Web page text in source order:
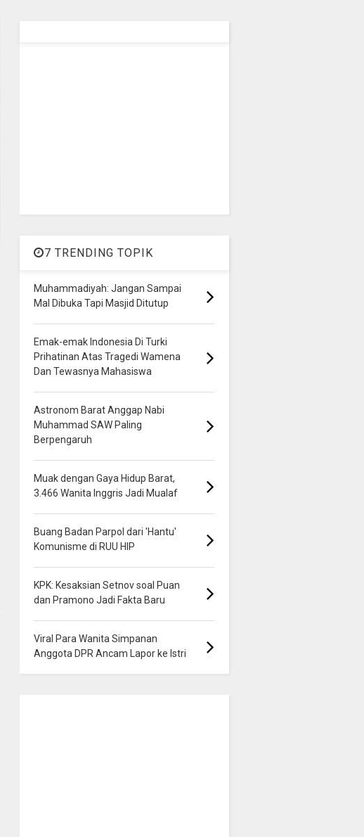
7 TRENDING TOPIK
Muhammadiyah: Jangan Sampai
Mal Dibuka Tapi Masjid Ditutup
Emak-emak Indonesia Di Turki
Prihatinan Atas Tragedi Wamena
Dan Tewasnya Mahasiswa
Astronom Barat Anggap Nabi
Muhammad SAW Paling
Berpengaruh
Muak dengan Gaya Hidup Barat,
3.466 Wanita Inggris Jadi Mualaf
Buang Badan Parpol dari 'Hantu'
Komunisme di RUU HIP
KPK: Kesaksian Setnov soal Puan
dan Pramono Jadi Fakta Baru
Viral Para Wanita Simpanan
Anggota DPR Ancam Lapor ke Istri